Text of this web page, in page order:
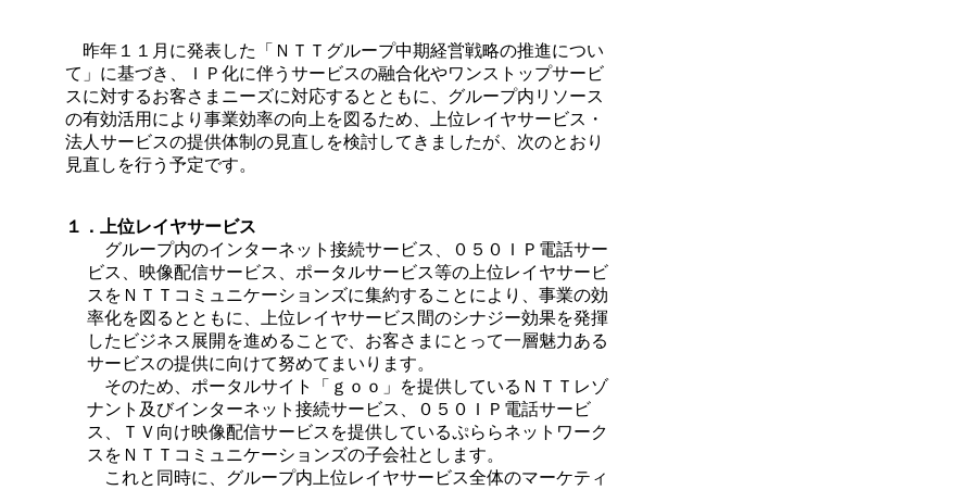
昨年１１月に発表した「ＮＴＴグループ中期経営戦略の推進につい
て」に基づき、ＩＰ化に伴うサービスの融合化やワンストップサービ
スに対するお客さまニーズに対応するとともに、グループ内リソース
の有効活用により事業効率の向上を図るため、上位レイヤサービス・
法人サービスの提供体制の見直しを検討してきましたが、次のとおり
見直しを行う予定です。
１．上位レイヤサービス
グループ内のインターネット接続サービス、０５０ＩＰ電話サー
ビス、映像配信サービス、ポータルサービス等の上位レイヤサービ
スをＮＴＴコミュニケーションズに集約することにより、事業の効
率化を図るとともに、上位レイヤサービス間のシナジー効果を発揮
したビジネス展開を進めることで、お客さまにとって一層魅力ある
サービスの提供に向けて努めてまいります。
そのため、ポータルサイト「ｇｏｏ」を提供しているＮＴＴレゾ
ナント及びインターネット接続サービス、０５０ＩＰ電話サービ
ス、ＴＶ向け映像配信サービスを提供しているぷららネットワーク
スをＮＴＴコミュニケーションズの子会社とします。
これと同時に、グループ内上位レイヤサービス全体のマーケティ